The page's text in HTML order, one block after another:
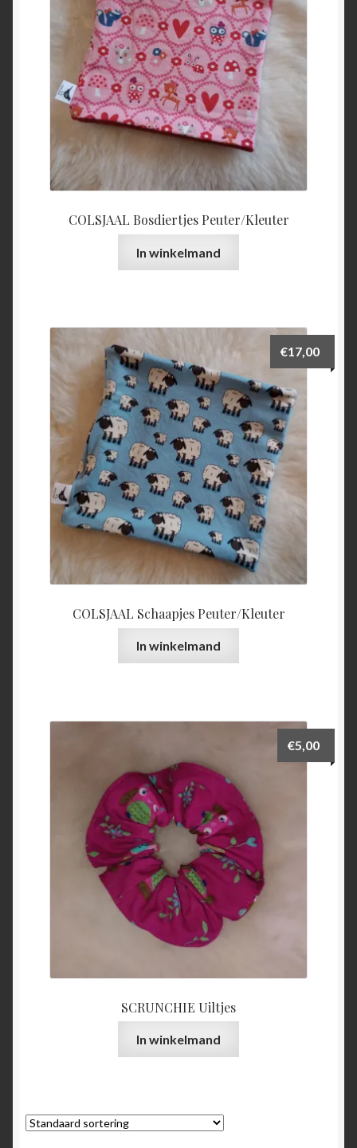
COLSJAAL Bosdiertjes Peuter/Kleuter
In winkelmand
COLSJAAL Schaapjes Peuter/Kleuter
€17,00
In winkelmand
SCRUNCHIE Uiltjes
€5,00
In winkelmand